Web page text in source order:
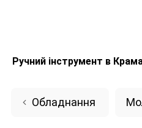
Ручний інструмент в
Обладнання